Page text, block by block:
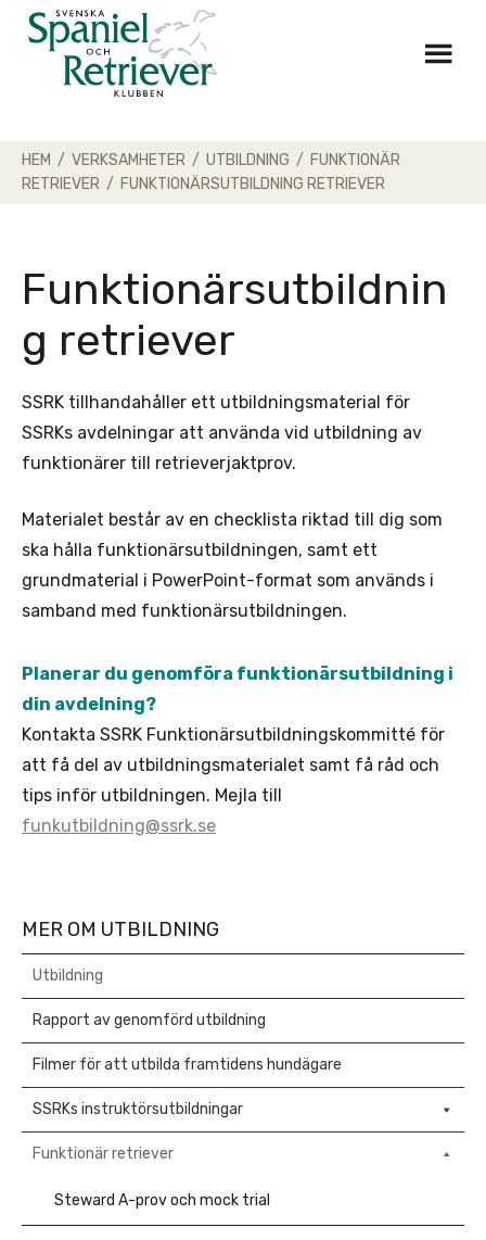
Skip
HEM / VERKSAMHETER / UTBILDNING / FUNKTIONÄR
RETRIEVER / FUNKTIONÄRSUTBILDNING RETRIEVER
Funktionärsutbildnin
g retriever
SSRK tillhandahåller ett utbildningsmaterial för
SSRKs avdelningar att använda vid utbildning av
funktionärer till retrieverjaktprov.
Materialet består av en checklista riktad till dig som
ska hålla funktionärsutbildningen, samt ett
grundmaterial i PowerPoint-format som används i
samband med funktionärsutbildningen.
Planerar du genomföra funktionärsutbildning i
din avdelning?
Kontakta SSRK Funktionärsutbildningskommitté för
att få del av utbildningsmaterialet samt få råd och
tips inför utbildningen. Mejla till
funkutbildning@ssrk.se
MER OM UTBILDNING
Utbildning
Rapport av genomförd utbildning
Filmer för att utbilda framtidens hundägare
SSRKs instruktörsutbildningar
Funktionär retriever
Steward A-prov och mock trial